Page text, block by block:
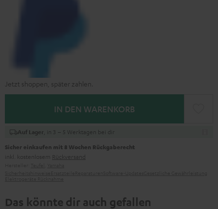
Jetzt shoppen, später zahlen.
IN DEN WARENKORB
Auf Lager , in 3 – 5 Werktagen bei dir
Sicher einkaufen mit 8 Wochen Rückgaberecht
inkl. kostenlosem Rückversand
Das könnte dir auch gefallen